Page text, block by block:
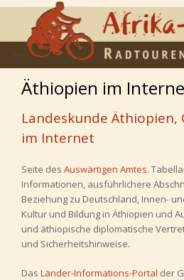
Äthiopien im
Landeskunde Äthiopien,
im Internet
Seite des Auswärtigen Amtes.
Informationen, ausführlichere
Beziehung zu Deutschland, Innen-
Kultur und Bildung in Äthiopien und
und äthiopische diplomatische
und Sicherheitshinweise.
Das Länder-Informations-Portal der